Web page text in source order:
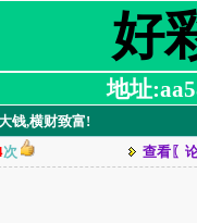
好
地址
钱,横财致富!
次 查看〖